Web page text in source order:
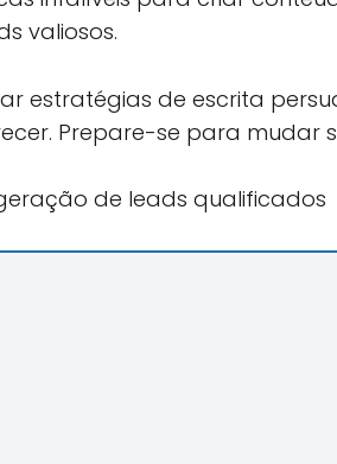
valiosos.
estratégias de escrita
Prepare-se para mudar